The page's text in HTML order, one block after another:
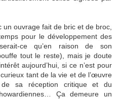
ouvrage fait de bric et de broc,
pour le développement des
ce qu’en raison de son
tout le reste), mais je doute
aujourd’hui, si ce n’est pour
tant de la vie et de l’œuvre
sa réception critique et du
Ça demeure un